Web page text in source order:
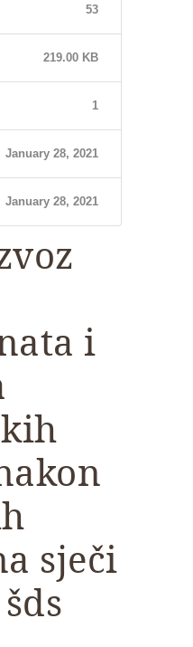
53
219.00 KB
1
January 28, 2021
January 28, 2021
i
sječi